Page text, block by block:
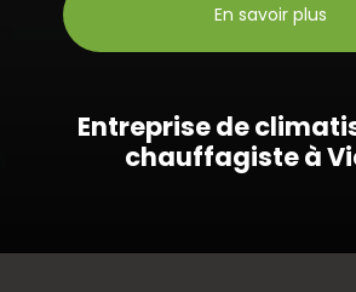
En savoir plus
Entreprise de
chauffagiste à